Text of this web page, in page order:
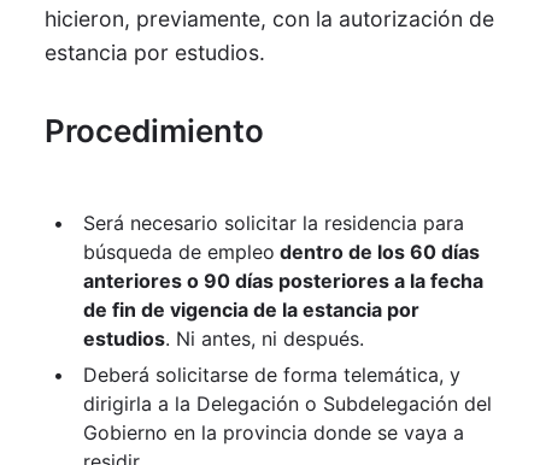
hicieron, previamente, con la autorización de
estancia por estudios.
Procedimiento
Será necesario solicitar la residencia para
búsqueda de empleo dentro de los 60 días
anteriores o 90 días posteriores a la fecha
de fin de vigencia de la estancia por
estudios. Ni antes, ni después.
Deberá solicitarse de forma telemática, y
dirigirla a la Delegación o Subdelegación del
Gobierno en la provincia donde se vaya a